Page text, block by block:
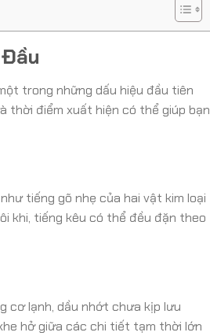
trong những dấu hiệu đầu tiên
thời điểm xuất hiện có thể giúp bạn
tiếng gõ nhẹ của hai vật kim loại
khi, tiếng kêu có thể đều đặn theo
cơ lạnh, dầu nhớt chưa kịp lưu
hở giữa các chi tiết tạm thời lớn